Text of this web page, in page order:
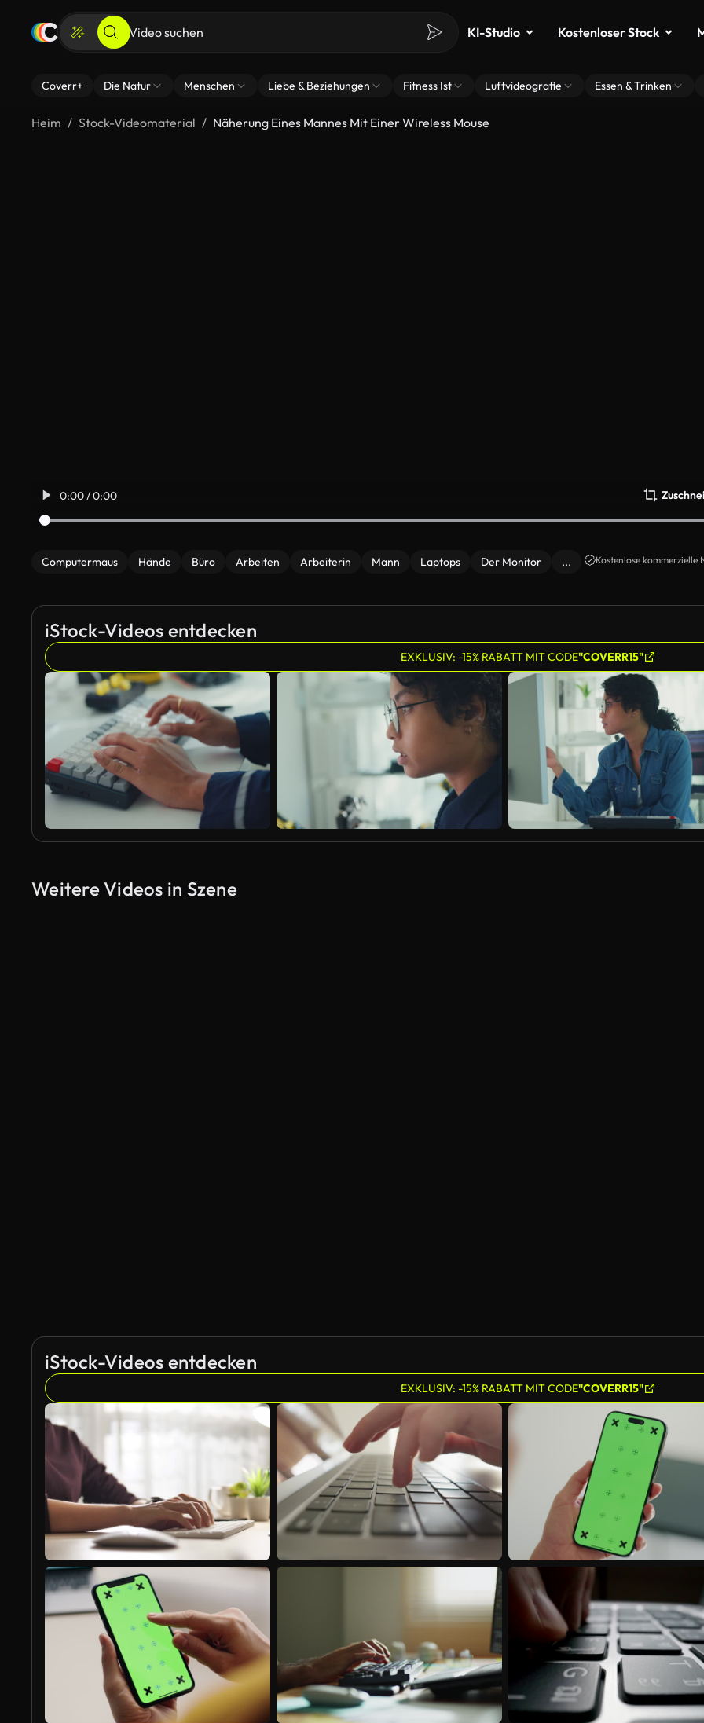
KI-Studio Kostenloser Stock
Coverr+ Die Natur Menschen Liebe & Beziehungen Fitness Ist Luftvideografie Essen & Trinken
Heim Stock-Videomaterial Näherung Eines Mannes Mit Einer Wireless Mouse
0:00 / 0:00
Computermaus Hände Büro Arbeiten Arbeiterin Mann Laptops Der Monitor ... Kostenlose kommerzielle
iStock-Videos entdecken
EXKLUSIV: -15% RABATT MIT CODE"COVERR15"
Weitere Videos in Szene
iStock-Videos entdecken
EXKLUSIV: -15% RABATT MIT CODE"COVERR15"